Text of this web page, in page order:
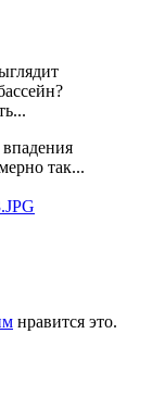
так...
нравится это.